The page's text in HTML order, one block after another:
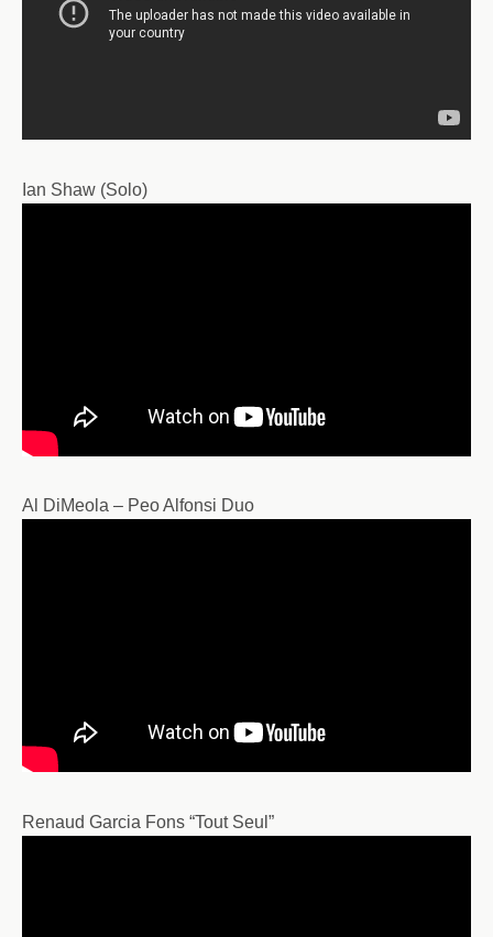
Ian Shaw (Solo)
Al DiMeola – Peo Alfonsi Duo
Renaud Garcia Fons “Tout Seul”